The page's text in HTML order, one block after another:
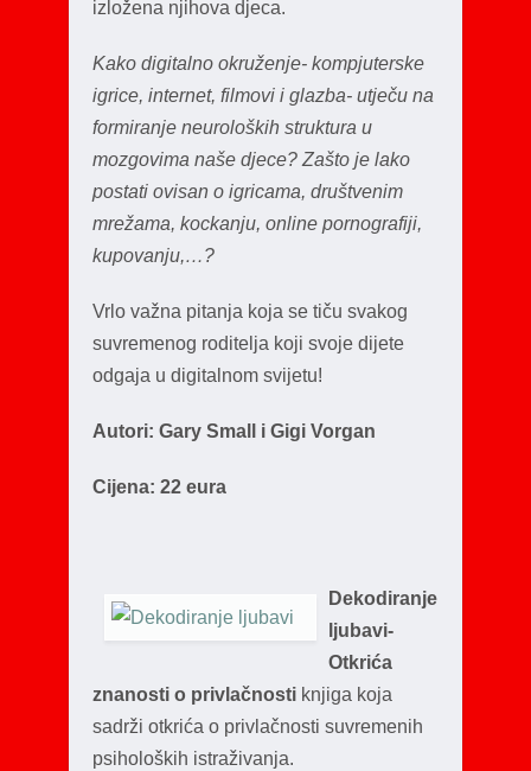
izložena njihova djeca.
Kako digitalno okruženje- kompjuterske
igrice, internet, filmovi i glazba- utječu na
formiranje neuroloških struktura u
mozgovima naše djece? Zašto je lako
postati ovisan o igricama, društvenim
mrežama, kockanju, online pornografiji,
kupovanju,…?
Vrlo važna pitanja koja se tiču svakog
suvremenog roditelja koji svoje dijete
odgaja u digitalnom svijetu!
Autori: Gary Small i Gigi Vorgan
Cijena: 22 eura
Dekodiranje
ljubavi-
Otkrića
znanosti o privlačnosti knjiga koja
sadrži otkrića o privlačnosti suvremenih
psiholoških istraživanja.